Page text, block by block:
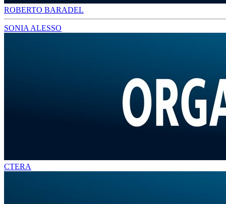
ROBERTO BARADEL
SONIA ALESSO
CTERA